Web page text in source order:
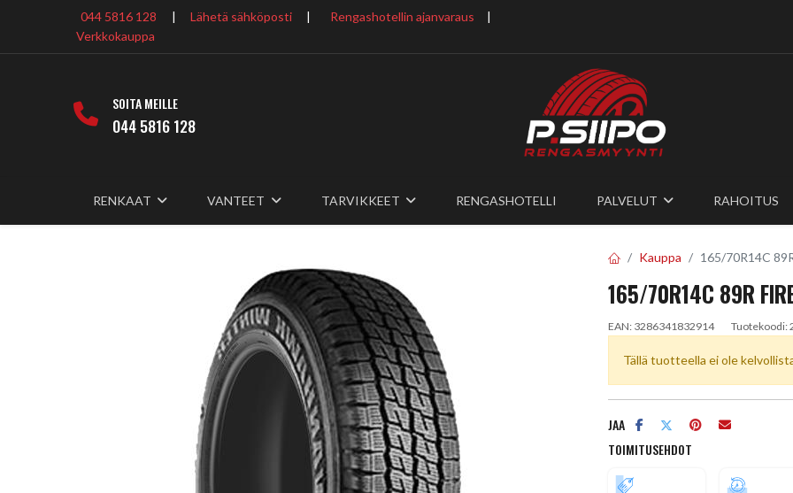
044 5816 128 | Lähetä sähköposti | Rengashotellin ajanvaraus
​ |
Verkkokauppa
SOITA MEILLE
044 5816 128
RENKAAT VANTEET TARVIKKEET RENGASHOTELLI PALVELUT RAHOITUS
Kauppa 165/70R14C
165/70R14C 89R
EAN: 3286341832914 Tuotekoodi:
Tällä tuotteella ei ole
JAA
TOIMITUSEHDOT